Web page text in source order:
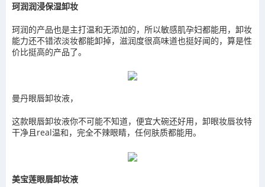
珂润润浸保湿卸妆
珂润的产品也是主打温和无添加的，所以敏感肌孕妇都能用，卸妆
能力还不错浓淡妆都能卸掉，滋润度很高味道也挺好闻的，算是性
价比挺高的产品了。
曼丹眼唇卸妆液，
这款眼唇卸妆液你不可能不知道，便宜大碗还好用，卸眼妆唇妆特
干净且real温和，完全不辣眼睛，任何肤质都能用。
美宝莲眼唇卸妆液